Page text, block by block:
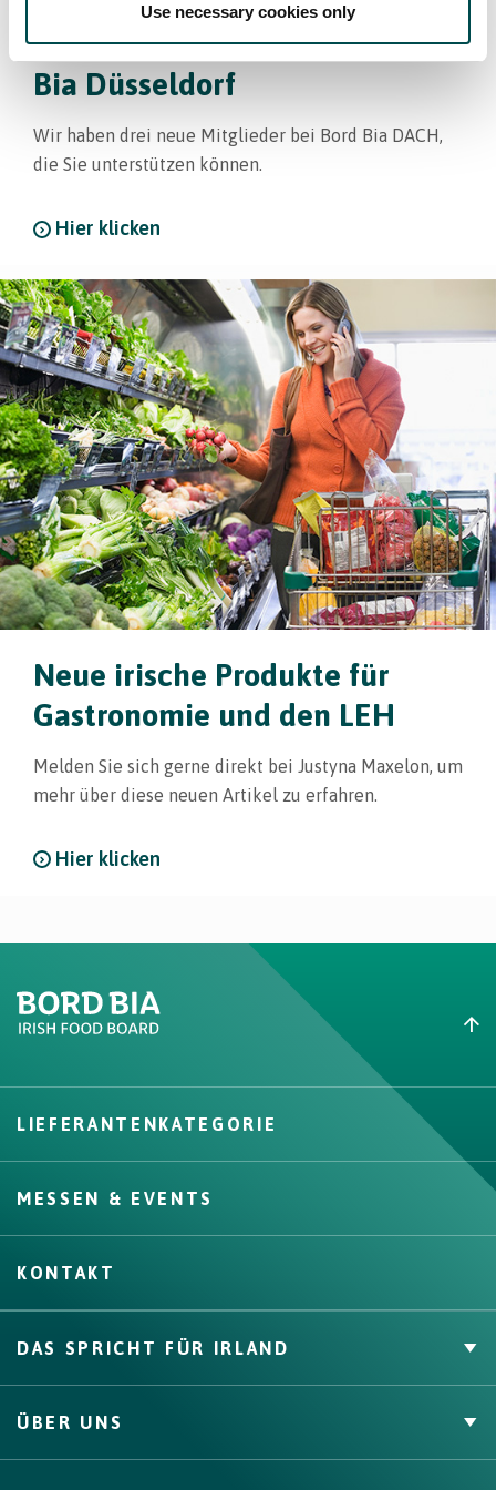
Use necessary cookies only
Neue Teammitglieder – Bord
Bia Düsseldorf
Wir haben drei neue Mitglieder bei Bord Bia DACH,
die Sie unterstützen können.
Hier klicken
Neue irische Produkte für
Gastronomie und den LEH
Melden Sie sich gerne direkt bei Justyna Maxelon, um
mehr über diese neuen Artikel zu erfahren.
Hier klicken
Create New List
Create
LIEFERANTENKATEGORIE
MESSEN & EVENTS
KONTAKT
DAS SPRICHT FÜR IRLAND
Zahlen & Fakten
Channels, Competencies & Coverage
ÜBER UNS